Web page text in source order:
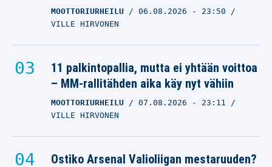
MOOTTORIURHEILU 06.08.2026 - 23:50
VILLE HIRVONEN
11 palkintopallia, mutta ei yhtään voittoa
– MM-rallitähden aika käy nyt vähiin
MOOTTORIURHEILU 07.08.2026 - 23:11
VILLE HIRVONEN
Ostiko Arsenal Valioliigan mestaruuden?